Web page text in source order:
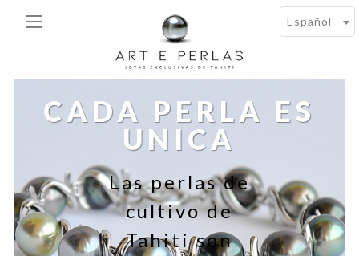
Español
CADA PERLA ES
UNICA
Las perlas de
cultivo de
Tahiti son